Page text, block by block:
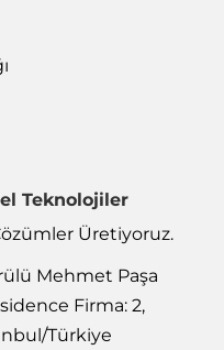
Teknolojiler
Üretiyoruz.
Mehmet Paşa
Firma: 2,
Türkiye